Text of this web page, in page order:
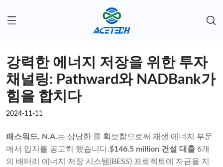
강력한 에너지 저장을 위한 투자
채널링: Pathward와 NADBank가
힘을 합치다
2024-11-11
패스워드, N.A.는 상당한 를 확보함으로써 재생 에너지 부문
에서 입지를 공고히 했습니다.$146.5 million 건설 대출 6개
의 배터리 에너지 저장 시스템(BESS) 프로젝트에 자금을 지